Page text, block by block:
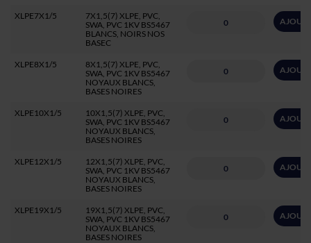
XLPE7X1/5
7X1,5(7) XLPE, PVC,
SWA, PVC 1KV BS5467
BLANCS, NOIRS NOS
BASEC
XLPE8X1/5
8X1,5(7) XLPE, PVC,
SWA, PVC 1KV BS5467
NOYAUX BLANCS,
BASES NOIRES
XLPE10X1/5
10X1,5(7) XLPE, PVC,
SWA, PVC 1KV BS5467
NOYAUX BLANCS,
BASES NOIRES
XLPE12X1/5
12X1,5(7) XLPE, PVC,
SWA, PVC 1KV BS5467
NOYAUX BLANCS,
BASES NOIRES
XLPE19X1/5
19X1,5(7) XLPE, PVC,
SWA, PVC 1KV BS5467
NOYAUX BLANCS,
BASES NOIRES